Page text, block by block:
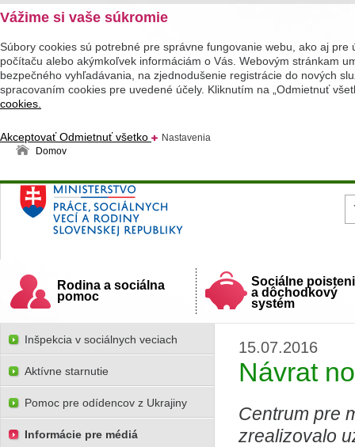
Vážime si vaše súkromie
Súbory cookies sú potrebné pre správne fungovanie webu, ako aj
počítaču alebo akýmkoľvek informáciám o Vás. Webovým stránkam
bezpečného vyhľadávania, na zjednodušenie registrácie do nových
spracovaním cookies pre uvedené účely. Kliknutím na „Odmietnuť
cookies.
AkceptovaťOdmietnuť všetko
Nastavenia
Domov
Ministerstvo práce, sociálnych vecí a rodiny
Slovenskej republiky
Rodina a sociálna
pomoc
Sociálne
a dôchodkový
systém
15.07.2016
Návrat
Centrum pre
zrealizovalo
Inšpekcia v sociálnych veciach
Aktívne starnutie
Pomoc pre odídencov z Ukrajiny
Informácie pre médiá